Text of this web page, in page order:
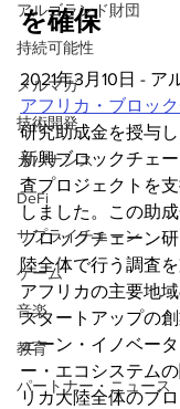
アルゴランド財団
持続可能性
メルマガ
技術開発
ガバナンス
DeFi
サプライチェーン
ゲーム
音楽
教育
パートナー・ニュース
を確保
2021年3月10日 - ア
アフリカ・ブロッ
研究助成金を授与
新興ブロックチェ
査プロジェクトを
しました。この助
ブロックチェーン
陸全体で行う調査
アフリカの主要地
スタートアップの
ェーン・イノベー
ー・エコシステム
リカ大陸全体のブ